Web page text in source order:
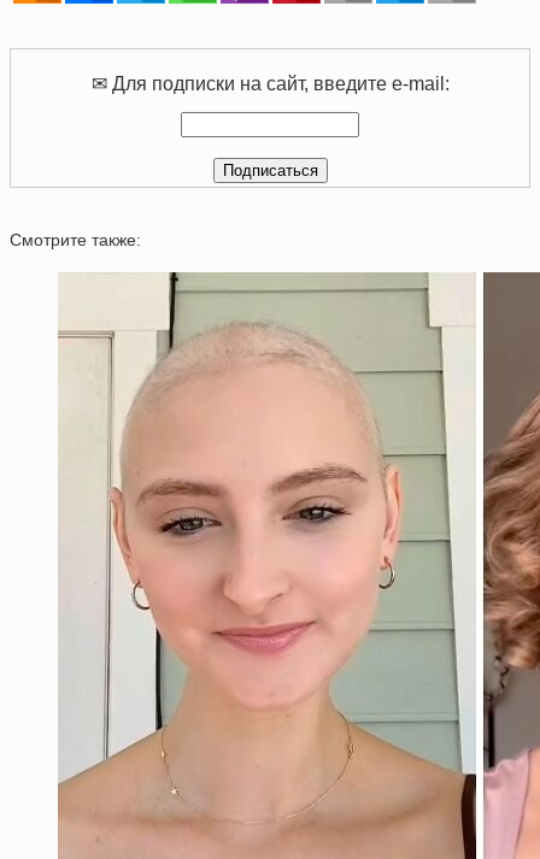
✉ Для подписки на сайт, введите e-mail:
Смотрите также: